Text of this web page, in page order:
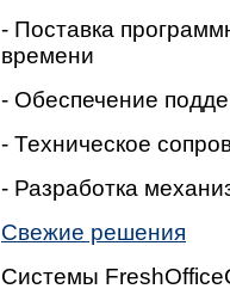
- Поставка
времени
- Обеспечение
- Техническое
- Разработка
Свежие решения
Системы